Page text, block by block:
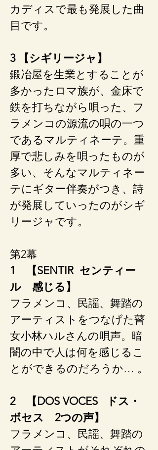
カディスで最も発展した曲
目です。
3 【シギリージャ】
鍛冶屋を生業とすることが
多かったロマ族が、金床で
鉄を打ちながら唄った、フ
ラメンコの源流の唄の一つ
であるマルティネーテ。重
厚で悲しみを唄ったものが
多い、そんなマルティネー
テにギター伴奏がつき、詩
が発展していったのがシギ
リージャです。
第2幕
1 【SENTIR センティー
ル 感じる】
フラメンコ、民謡、舞踏の
アーティストをつなげた瞽
女小林ハルさんの唄声。暗
闇の中で人は何を感じるこ
とができるのだろうか… 。
2 【DOS VOCES ドス・
ボセス 2つの声】
フラメンコ、民謡、舞踏の